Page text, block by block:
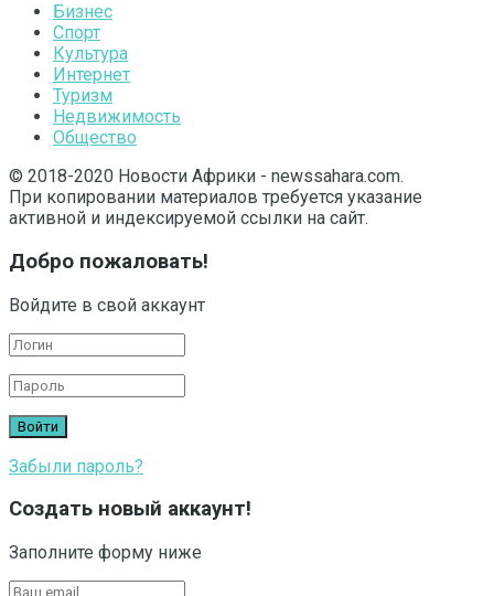
Бизнес
Спорт
Культура
Интернет
Туризм
Недвижимость
Общество
© 2018-2020 Новости Африки - newssahara.com.
При копировании материалов требуется указание
активной и индексируемой ссылки на сайт.
Добро пожаловать!
Войдите в свой аккаунт
Забыли пароль?
Создать новый аккаунт!
Заполните форму ниже